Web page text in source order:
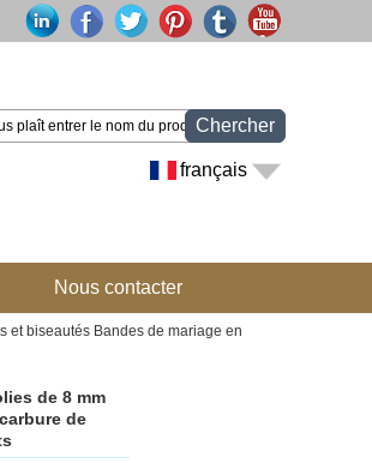
Chercher
français
Nous contacter
et biseautés Bandes de mariage en
de 8 mm
de